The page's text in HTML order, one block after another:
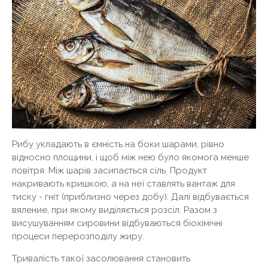
Рибу укладають в ємність на боки шарами, рівно
відносно площини, і щоб між нею було якомога менше
повітря. Між шарів засипається сіль. Продукт
накривають кришкою, а на неї ставлять вантаж для
тиску - гніт (приблизно через добу). Далі відбувається
вяление, при якому виділяється розсіл. Разом з
висушуванням сировини відбуваються біохімічні
процеси перерозподілу жиру.
Тривалість такої засолювання становить